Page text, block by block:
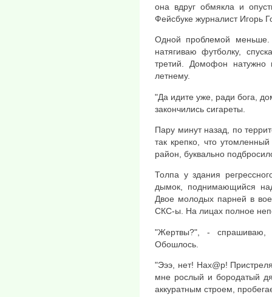
она вдруг обмякла и
Фейсбуке журналист Игорь
Одной проблемой
натягиваю футболку,
третий. Домофон натужно
летнему.
"Да идите уже, ради бога,
закончились сигареты.
Пару минут назад, по
так крепко, что
район, буквально
Толпа у здания
дымок, поднимающийся
Двое молодых парней в
СКС-ы. На лицах полное
"Жертвы?", - спрашиваю,
Обошлось.
"Эээ, нет! Нах@р!
мне рослый и бородатый
аккуратным строем,